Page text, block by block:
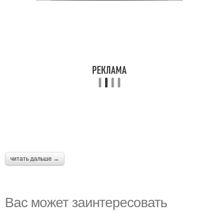
читать дальше →
Вас может заинтересовать